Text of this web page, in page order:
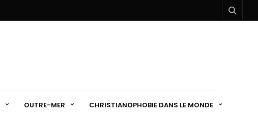
OUTRE-MER CHRISTIANOPHOBIE DANS LE MONDE